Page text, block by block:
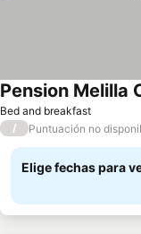
Bed and breakfast
Pension Melilla
/ Puntuación no
Elige fechas para